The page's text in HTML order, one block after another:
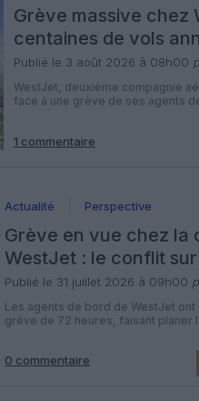
Grève massive chez
centaines de vols
week‑end estival
Publié le 3 août 2026 à 08h00
WestJet, deuxième compagnie
face à une grève de ses agents
bras de fer sur la rémunération
sol, que le syndicat juge «
1 commentaire
Actualité Perspective
Grève en vue chez la
WestJet : le conflit
non payées s’invite
saison
Publié le 31 juillet 2026 à 09h00
Les agents de bord de WestJet
grève de 72 heures, faisant planer
touristique au Canada. Au cœur du
des heures travaillées au sol, que
0 commentaire